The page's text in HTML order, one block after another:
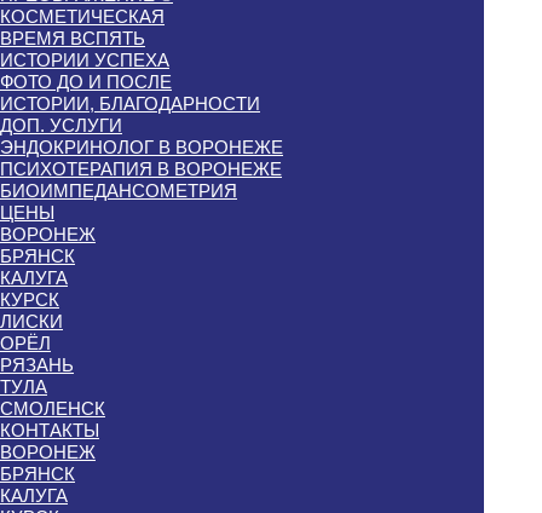
КОСМЕТИЧЕСКАЯ
ВРЕМЯ ВСПЯТЬ
ИСТОРИИ УСПЕХА
ФОТО ДО И ПОСЛЕ
ИСТОРИИ, БЛАГОДАРНОСТИ
ДОП. УСЛУГИ
ЭНДОКРИНОЛОГ В ВОРОНЕЖЕ
ПСИХОТЕРАПИЯ В ВОРОНЕЖЕ
БИОИМПЕДАНСОМЕТРИЯ
ЦЕНЫ
ВОРОНЕЖ
БРЯНСК
КАЛУГА
КУРСК
ЛИСКИ
ОРЁЛ
РЯЗАНЬ
ТУЛА
СМОЛЕНСК
КОНТАКТЫ
ВОРОНЕЖ
БРЯНСК
КАЛУГА